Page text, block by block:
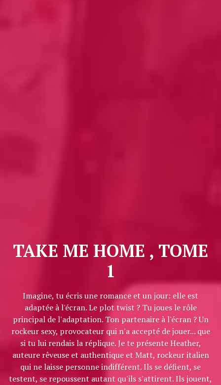
TAKE ME HOME , TOME
1
Imagine, tu écris une romance et un jour: elle est
adaptée à l'écran. Le plot twist ? Tu joues le rôle
principal de l'adaptation. Ton partenaire à l'écran ? Un
rockeur sexy, provocateur qui n'a accepté de jouer... que
si tu lui rendais la réplique. Je te présente Heather,
auteure rêveuse et authentique et Matt, rockeur italien
qui ne laisse personne indifférent. Ils se défient, se
testent, se repoussent autant qu'ils s'attirent. Ils jouent,